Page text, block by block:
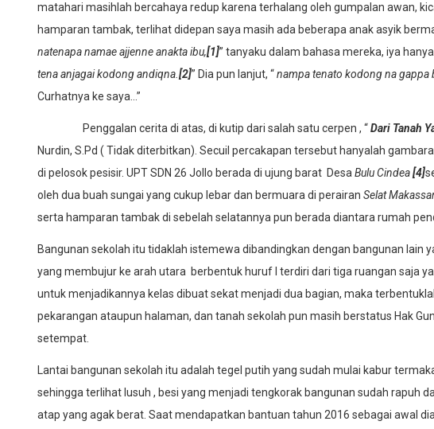
matahari masihlah bercahaya redup karena terhalang oleh gumpalan awan,
hamparan tambak, terlihat didepan saya masih ada beberapa anak asyik
natenapa namae ajjenne anakta ibu,[1]” tanyaku dalam bahasa mereka, iya
tena anjagai kodong andiqna.[2]” Dia pun lanjut, “nampa tenato kodong na gappa
Curhatnya ke saya…”
Penggalan cerita di atas, di kutip dari salah satu cerpen , “Dari Tanah
Nurdin, S.Pd ( Tidak diterbitkan). Secuil percakapan tersebut hanyalah
di pelosok pesisir. UPT SDN 26 Jollo berada di ujung barat DesaBulu Cindea[4]
oleh dua buah sungai yang cukup lebar dan bermuara di perairan Selat
serta hamparan tambak di sebelah selatannya pun berada diantara rumah
Bangunan sekolah itu tidaklah istemewa dibandingkan dengan bangunan lain
yang membujur ke arah utara berbentuk huruf I terdiri dari tiga ruangan saja
untuk menjadikannya kelas dibuat sekat menjadi dua bagian, maka
pekarangan ataupun halaman, dan tanah sekolah pun masih berstatus Hak
setempat.
Lantai bangunan sekolah itu adalah tegel putih yang sudah mulai kabur
sehingga terlihat lusuh , besi yang menjadi tengkorak bangunan sudah rapuh
atap yang agak berat. Saat mendapatkan bantuan tahun 2016 sebagai awal